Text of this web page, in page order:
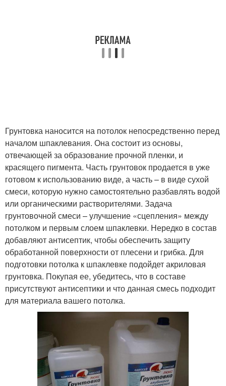
Грунтовка наносится на потолок непосредственно перед
началом шпаклевания. Она состоит из основы,
отвечающей за образование прочной пленки, и
красящего пигмента. Часть грунтовок продается в уже
готовом к использованию виде, а часть – в виде сухой
смеси, которую нужно самостоятельно разбавлять водой
или органическими растворителями. Задача
грунтовочной смеси – улучшение «сцепления» между
потолком и первым слоем шпаклевки. Нередко в состав
добавляют антисептик, чтобы обеспечить защиту
обработанной поверхности от плесени и грибка. Для
подготовки потолка к шпаклевке подойдет акриловая
грунтовка. Покупая ее, убедитесь, что в составе
присутствуют антисептики и что данная смесь подходит
для материала вашего потолка.